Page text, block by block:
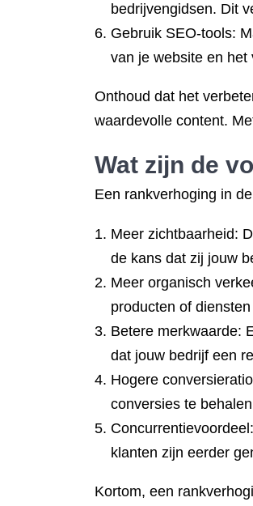
bedrijvengidsen. Dit
Gebruik SEO-tools:
van je website en het
Onthoud dat het
waardevolle content.
Wat zijn de
Een rankverhoging in
Meer zichtbaarheid:
de kans dat zij jouw
Meer organisch
producten of
Betere merkwaarde:
dat jouw bedrijf een
Hogere
conversies te
klanten zijn eerder
Kortom, een